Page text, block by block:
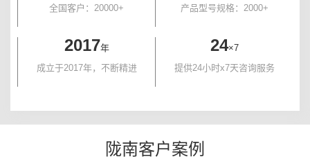
全国客户：20000+
产品型号规格：2000+
2017年
成立于2017年，不断精进
24×7
提供24小时x7天咨询服务
陇南客户案例